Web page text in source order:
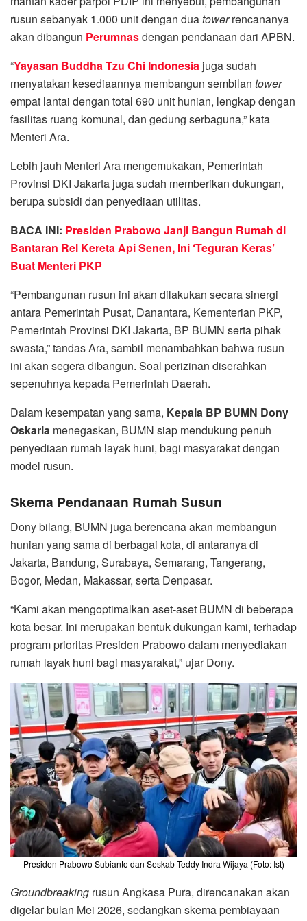
rusun sebanyak 1.000 unit dengan duatowerrencananya
akan dibangun Perumnasdengan pendanaan dari APBN.
“Yayasan Buddha Tzu Chi Indonesia juga sudah
menyatakan kesediaannya membangun sembilan tower
empat lantai dengan total 690 unit hunian, lengkap dengan
fasilitas ruang komunal, dan gedung serbaguna,” kata
Menteri Ara.
Lebih jauh Menteri Ara mengemukakan, Pemerintah
Provinsi DKI Jakarta juga sudah memberikan dukungan,
berupa subsidi dan penyediaan utilitas.
BACA INI: Presiden Prabowo Janji Bangun Rumah di
Bantaran Rel Kereta Api Senen, Ini ‘Teguran Keras’
Buat Menteri PKP
“Pembangunan rusun ini akan dilakukan secara sinergi
antara Pemerintah Pusat, Danantara, Kementerian PKP,
Pemerintah Provinsi DKI Jakarta, BP BUMN serta pihak
swasta,” tandas Ara, sambil menambahkan bahwa rusun
ini akan segera dibangun. Soal perizinan diserahkan
sepenuhnya kepada Pemerintah Daerah.
Dalam kesempatan yang sama, Kepala BP BUMN Dony
Oskaria menegaskan, BUMN siap mendukung penuh
penyediaan rumah layak huni, bagi masyarakat dengan
model rusun.
Skema Pendanaan Rumah Susun
Dony bilang, BUMN juga berencana akan membangun
hunian yang sama di berbagai kota, di antaranya di
Jakarta, Bandung, Surabaya, Semarang, Tangerang,
Bogor, Medan, Makassar, serta Denpasar.
“Kami akan mengoptimalkan aset-aset BUMN di beberapa
kota besar. Ini merupakan bentuk dukungan kami, terhadap
program prioritas Presiden Prabowo dalam menyediakan
rumah layak huni bagi masyarakat,” ujar Dony.
Presiden Prabowo Subianto dan Seskab Teddy Indra Wijaya (Foto: Ist)
Groundbreaking rusun Angkasa Pura, direncanakan akan
digelar bulan Mei 2026, sedangkan skema pembiayaan